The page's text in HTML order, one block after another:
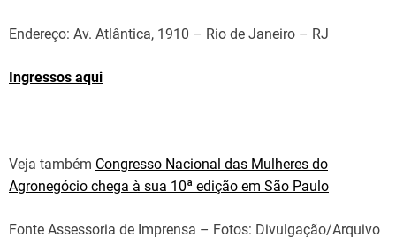
Endereço: Av. Atlântica, 1910 – Rio de Janeiro – RJ
Ingressos aqui
Veja também Congresso Nacional das Mulheres do
Agronegócio chega à sua 10ª edição em São Paulo
Fonte Assessoria de Imprensa – Fotos: Divulgação/Arquivo